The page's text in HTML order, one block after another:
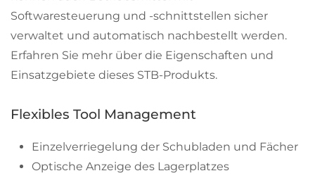
Softwaresteuerung und -schnittstellen sicher
verwaltet und automatisch nachbestellt werden.
Erfahren Sie mehr über die Eigenschaften und
Einsatzgebiete dieses STB-Produkts.
Flexibles Tool Management
Einzelverriegelung der Schubladen und Fächer
Optische Anzeige des Lagerplatzes